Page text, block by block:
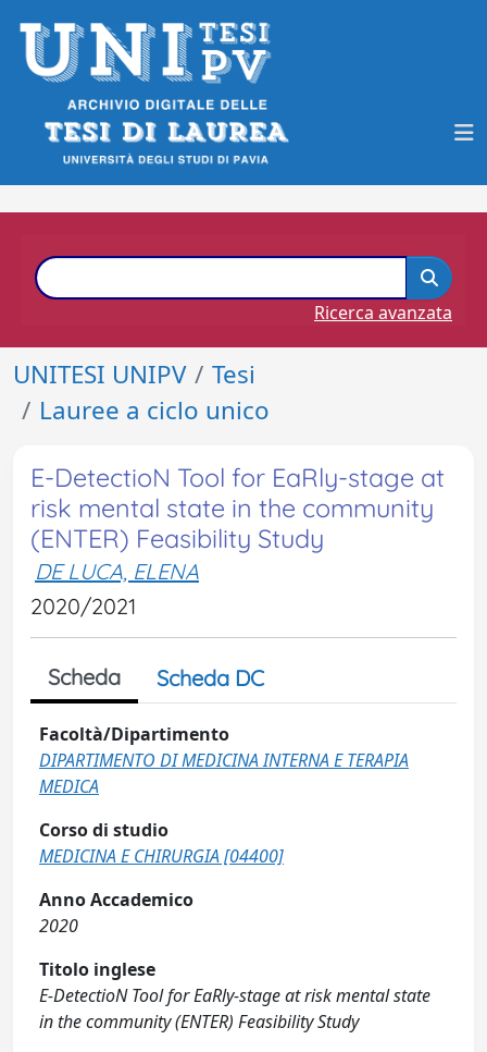
Ricerca avanzata
UNITESI UNIPV
Tesi
Lauree a ciclo unico
E-DetectioN Tool for EaRly-stage at
risk mental state in the community
(ENTER) Feasibility Study
DE LUCA, ELENA
2020/2021
Scheda Scheda DC
Facoltà/Dipartimento
DIPARTIMENTO DI MEDICINA INTERNA E TERAPIA
MEDICA
Corso di studio
MEDICINA E CHIRURGIA [04400]
Anno Accademico
2020
Titolo inglese
E-DetectioN Tool for EaRly-stage at risk mental state
in the community (ENTER) Feasibility Study